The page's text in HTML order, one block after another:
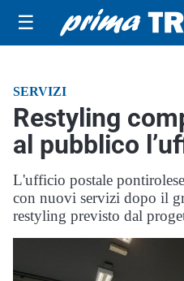
☰
SERVIZI
Restyling
al pubblico
L'ufficio postale
con nuovi servizi dopo il
restyling previsto dal